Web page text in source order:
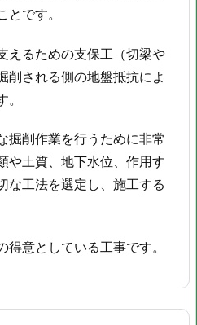
です。
えるための支保工（切梁や
削される側の地盤抵抗によ
掘削作業を行うために非常
や土質、地下水位、作用す
な工法を選定し、施工する
意としている工事です。